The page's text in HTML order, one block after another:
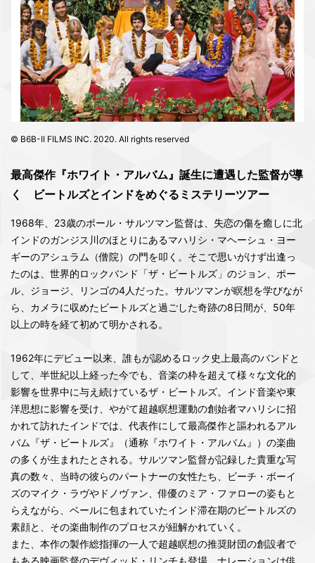
© B6B-II FILMS INC. 2020. All rights reserved
最高傑作『ホワイト・アルバム』誕生に遭遇した監督が導
く ビートルズとインドをめぐるミステリーツアー
1968年、23歳のポール・サルツマン監督は、失恋の傷を癒しに北
インドのガンジス川のほとりにあるマハリシ・マヘーシュ・ヨー
ギーのアシュラム（僧院）の門を叩く。そこで思いがけず出逢っ
たのは、世界的ロックバンド「ザ・ビートルズ」のジョン、ポー
ル、ジョージ、リンゴの4人だった。サルツマンが瞑想を学びなが
ら、カメラに収めたビートルズと過ごした奇跡の8日間が、50年
以上の時を経て初めて明かされる。
1962年にデビュー以来、誰もが認めるロック史上最高のバンドと
して、半世紀以上経った今でも、音楽の枠を超えて様々な文化的
影響を世界中に与え続けているザ・ビートルズ。インド音楽や東
洋思想に影響を受け、やがて超越瞑想運動の創始者マハリシに招
かれて訪れたインドでは、代表作にして最高傑作と謳われるアル
バム『ザ・ビートルズ』（通称『ホワイト・アルバム』）の楽曲
の多くが生まれたとされる。サルツマン監督が記録した貴重な写
真の数々、当時の彼らのパートナーの女性たち、ビーチ・ボーイ
ズのマイク・ラヴやドノヴァン、俳優のミア・ファローの姿もと
らえながら、ベールに包まれていたインド滞在期のビートルズの
素顔と、その楽曲制作のプロセスが紐解かれていく。
また、本作の製作総指揮の一人で超越瞑想の推奨財団の創設者で
もある映画監督のデヴィッド・リンチも登場、ナレーションは俳